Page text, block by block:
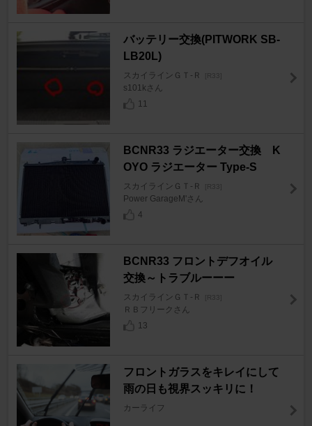
バッテリー交換(PITWORK SB-
LB20L)
スカイラインＧＴ‐Ｒ [R33]
s101kさん
11
BCNR33 ラジエーター交換 K
OYO ラジエーター Type-S
スカイラインＧＴ‐Ｒ [R33]
Power GarageM'さん
4
BCNR33 フロントデフオイル
交換～トラブルーーー
スカイラインＧＴ‐Ｒ [R33]
ＲＢフリークさん
13
フロントガラスをキレイにして
雨の日も視界スッキリに！
カーライフ